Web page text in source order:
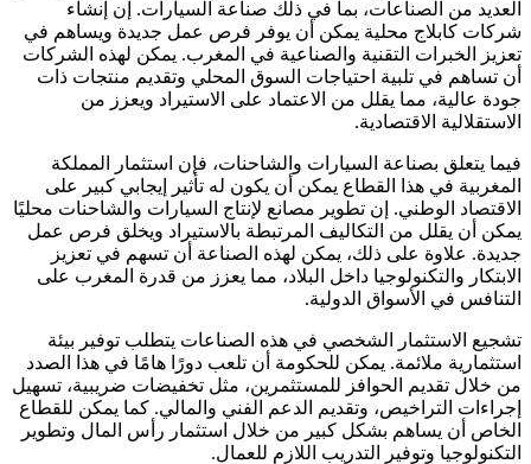
العديد من الصناعات، بما في ذلك صناعة السيارات. إن إنشاء
شركات كابلاج محلية يمكن أن يوفر فرص عمل جديدة ويساهم في
تعزيز الخبرات التقنية والصناعية في المغرب. يمكن لهذه الشركات
أن تساهم في تلبية احتياجات السوق المحلي وتقديم منتجات ذات
جودة عالية، مما يقلل من الاعتماد على الاستيراد ويعزز من
الاستقلالية الاقتصادية.
فيما يتعلق بصناعة السيارات والشاحنات، فإن استثمار المملكة
المغربية في هذا القطاع يمكن أن يكون له تأثير إيجابي كبير على
الاقتصاد الوطني. إن تطوير مصانع لإنتاج السيارات والشاحنات محليًا
يمكن أن يقلل من التكاليف المرتبطة بالاستيراد ويخلق فرص عمل
جديدة. علاوة على ذلك، يمكن لهذه الصناعة أن تسهم في تعزيز
الابتكار والتكنولوجيا داخل البلاد، مما يعزز من قدرة المغرب على
التنافس في الأسواق الدولية.
تشجيع الاستثمار الشخصي في هذه الصناعات يتطلب توفير بيئة
استثمارية ملائمة. يمكن للحكومة أن تلعب دورًا هامًا في هذا الصدد
من خلال تقديم الحوافز للمستثمرين، مثل تخفيضات ضريبية، تسهيل
إجراءات التراخيص، وتقديم الدعم الفني والمالي. كما يمكن للقطاع
الخاص أن يساهم بشكل كبير من خلال استثمار رأس المال وتطوير
التكنولوجيا وتوفير التدريب اللازم للعمال.